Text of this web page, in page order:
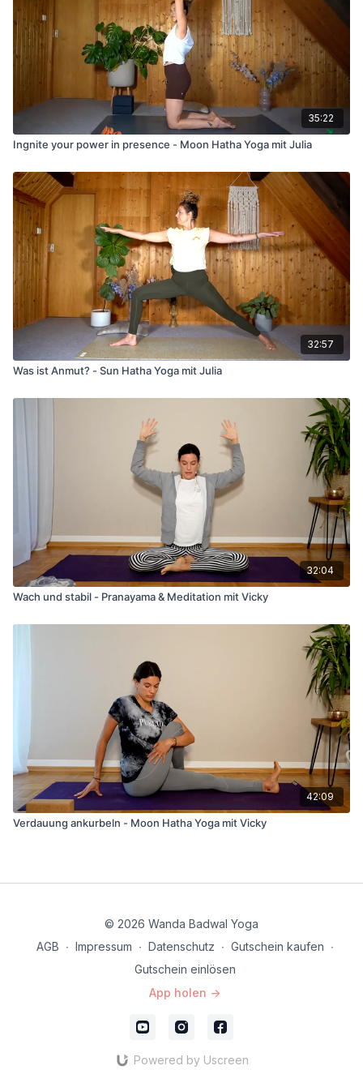
35:22
Ingnite your power in presence - Moon Hatha Yoga mit Julia
32:57
Was ist Anmut? - Sun Hatha Yoga mit Julia
32:04
Wach und stabil - Pranayama & Meditation mit Vicky
42:09
Verdauung ankurbeln - Moon Hatha Yoga mit Vicky
© 2026 Wanda Badwal Yoga
AGB ∙ Impressum ∙ Datenschutz ∙ Gutschein kaufen ∙
Gutschein einlösen
App holen ->
Powered by Uscreen